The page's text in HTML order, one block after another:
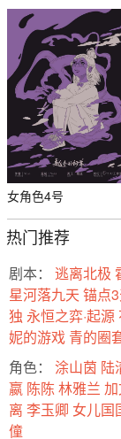
女角色4号
热门推荐
剧本： 逃离北极
星河落九天 锚点
独 永恒之弈·起源
妮的游戏 青的圈
角色：
涂山茵 陆
嬴 陈陈林雅兰
离 李玉卿 女儿国
僮